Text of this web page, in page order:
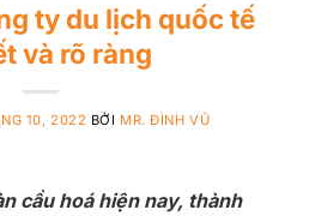
ty du lịch quốc tế
và rõ ràng
10, 2022 BỞI MR. ĐÌNH VŨ
cầu hoá hiện nay, thành